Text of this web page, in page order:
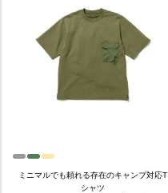
ミニマルでも頼れる存在のキャンプ対応T
シャツ